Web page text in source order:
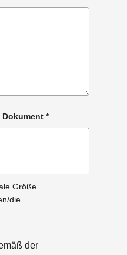
Dokument *
Größe
die
der